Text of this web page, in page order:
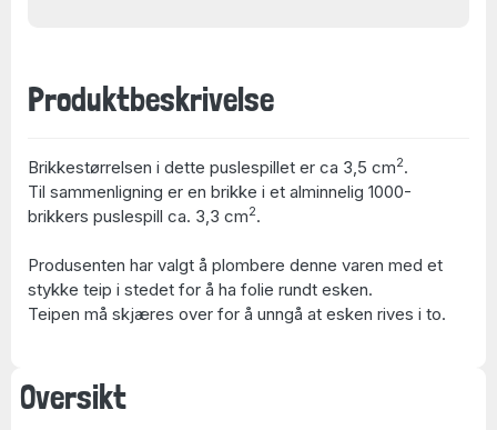
Oversikt
Produktbeskrivelse
Brikkestørrelsen i dette puslespillet er ca 3,5 cm2.
Til sammenligning er en brikke i et alminnelig 1000-
brikkers puslespill ca. 3,3 cm2.
Produsenten har valgt å plombere denne varen med et
stykke teip i stedet for å ha folie rundt esken.
Teipen må skjæres over for å unngå at esken rives i to.